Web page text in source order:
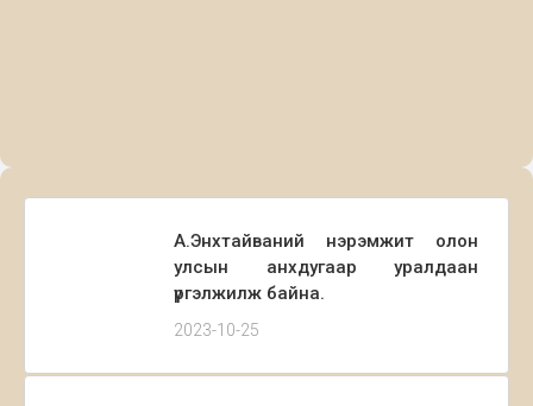
А.Энхтайваний нэрэмжит олон
улсын анхдугаар уралдаан
үргэлжилж байна.
2023-10-25